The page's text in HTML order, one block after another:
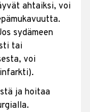
ahtaiksi, voi
sydämeen
tai
voi
ja hoitaa